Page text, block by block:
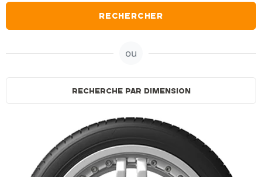
RECHERCHER
ou
RECHERCHE PAR DIMENSION